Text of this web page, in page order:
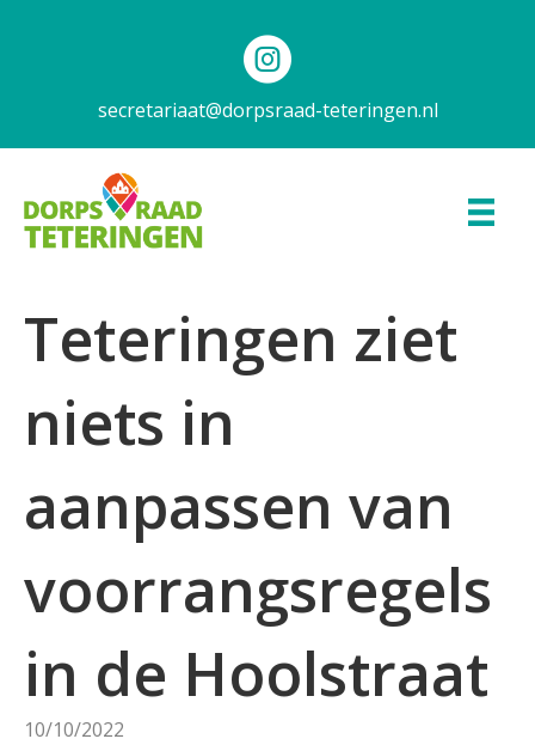
secretariaat@dorpsraad-teteringen.nl
Teteringen ziet
niets in
aanpassen van
voorrangsregels
in de Hoolstraat
10/10/2022